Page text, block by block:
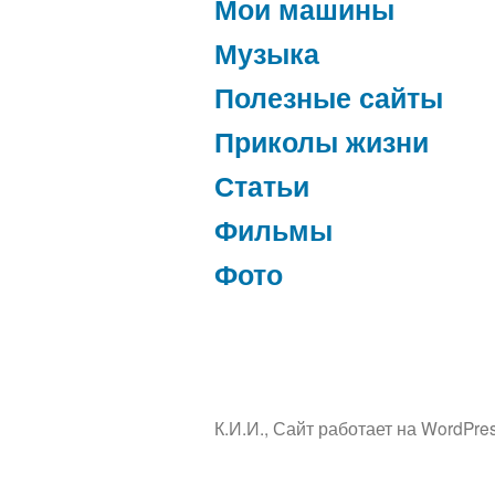
Мои машины
Музыка
Полезные сайты
Приколы жизни
Статьи
Фильмы
Фото
К.И.И., Сайт работает на